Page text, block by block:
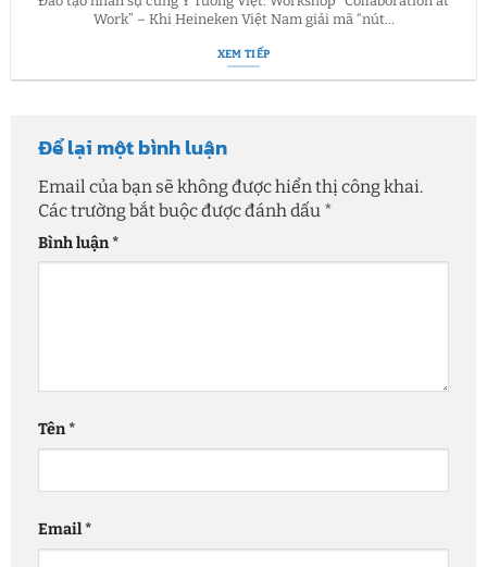
Work” – Khi Heineken Việt Nam giải mã “nút...
XEM TIẾP
Để lại một bình luận
Email của bạn sẽ không được hiển thị công khai.
Các trường bắt buộc được đánh dấu *
Bình luận*
Tên*
Email*